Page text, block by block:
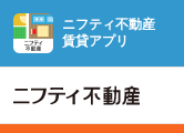
ニフティ不動産
賃貸アプリ